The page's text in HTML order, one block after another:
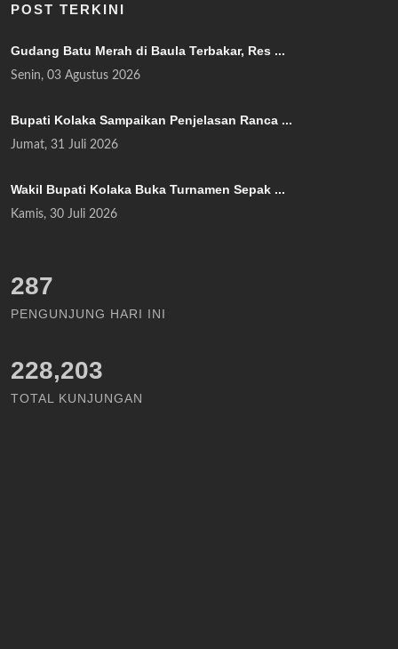
POST TERKINI
Gudang Batu Merah di Baula Terbakar, Res ...
Senin, 03 Agustus 2026
Bupati Kolaka Sampaikan Penjelasan Ranca ...
Jumat, 31 Juli 2026
Wakil Bupati Kolaka Buka Turnamen Sepak ...
Kamis, 30 Juli 2026
331
PENGUNJUNG HARI INI
228,203
TOTAL KUNJUNGAN